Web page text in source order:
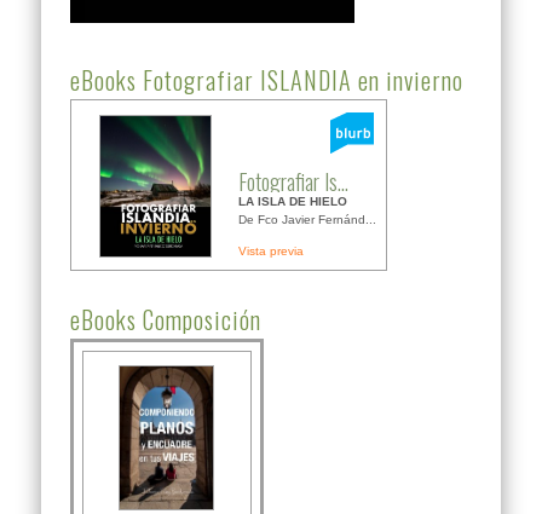
eBooks Fotografiar ISLANDIA en invierno
Fotografiar Is...
LA ISLA DE HIELO
De Fco Javier Fernánd...
Vista previa
eBooks Composición